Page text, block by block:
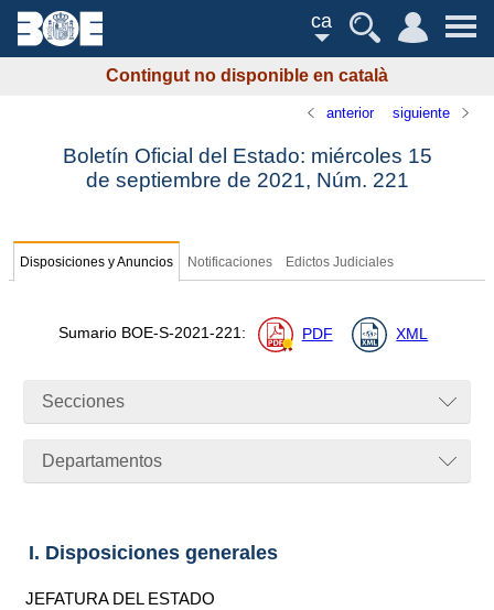
ca
Contingut no disponible en català
anterior siguiente
Boletín Oficial del Estado: miércoles 15
de septiembre de 2021, Núm. 221
Disposiciones y Anuncios Notificaciones Edictos Judiciales
Sumario BOE-S-2021-221: PDF XML
Secciones
Departamentos
I. Disposiciones generales
JEFATURA DEL ESTADO